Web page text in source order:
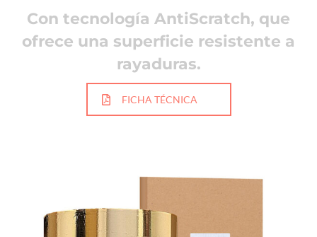
Con tecnología AntiScratch, que
ofrece una superficie resistente a
rayaduras.
FICHA TÉCNICA